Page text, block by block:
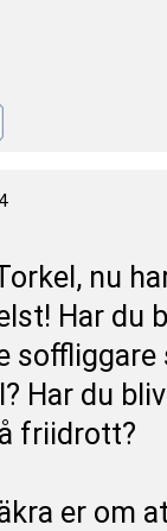
nu
Har du
Har du
friidrott?
er om